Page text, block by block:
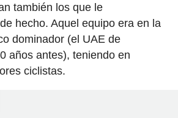
también los que le
hecho. Aquel equipo era en la
dominador (el UAE de
años antes), teniendo en
ciclistas.